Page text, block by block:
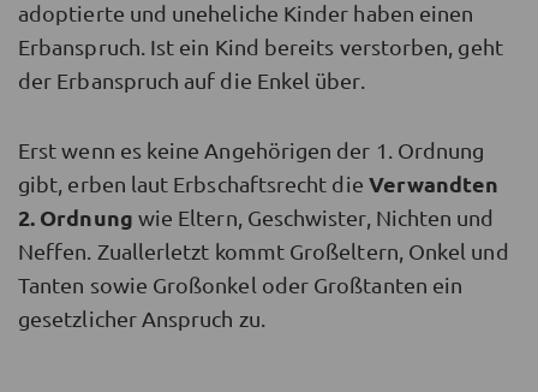
adoptierte und uneheliche Kinder haben einen
Erbanspruch. Ist ein Kind bereits verstorben, geht
der Erbanspruch auf die Enkel über.
Erst wenn es keine Angehörigen der 1. Ordnung
gibt, erben laut Erbschaftsrecht die Verwandten
2. Ordnung wie Eltern, Geschwister, Nichten und
Neffen. Zuallerletzt kommt Großeltern, Onkel und
Tanten sowie Großonkel oder Großtanten ein
gesetzlicher Anspruch zu.